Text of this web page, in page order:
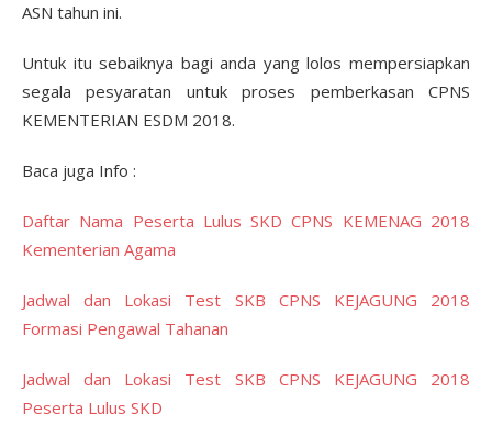
ASN tahun ini.
Untuk itu sebaiknya bagi anda yang lolos mempersiapkan
segala pesyaratan untuk proses pemberkasan CPNS
KEMENTERIAN ESDM 2018.
Baca juga Info :
Daftar Nama Peserta Lulus SKD CPNS KEMENAG 2018
Kementerian Agama
Jadwal dan Lokasi Test SKB CPNS KEJAGUNG 2018
Formasi Pengawal Tahanan
Jadwal dan Lokasi Test SKB CPNS KEJAGUNG 2018
Peserta Lulus SKD